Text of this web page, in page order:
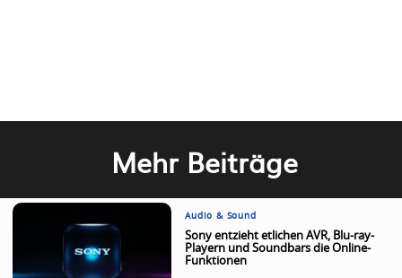
Mehr Beiträge
Audio & Sound
Sony entzieht etlichen AVR, Blu-ray-
Playern und Soundbars die Online-
Funktionen